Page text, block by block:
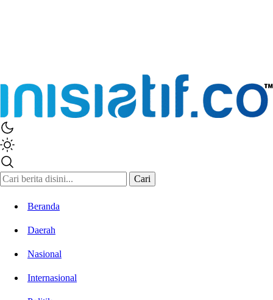
Inisiatif.co
Stay Connected Stay Informed
Cari
Beranda
Daerah
Nasional
Internasional